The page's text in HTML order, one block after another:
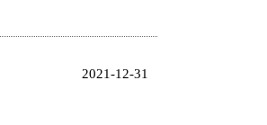
2021-12-31